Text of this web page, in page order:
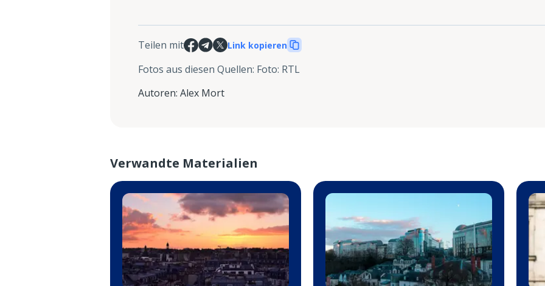
Teilen mit Link kopieren
Fotos aus diesen Quellen: Foto: RTL
Autoren: Alex Mort
Verwandte Materialien